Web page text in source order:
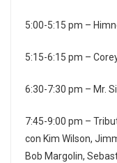
5:00-5:15 pm –
5:15-6:15 pm –
6:30-7:30 pm – Mr.
7:45-9:00 pm –
con Kim Wilson,
Bob Margolin,